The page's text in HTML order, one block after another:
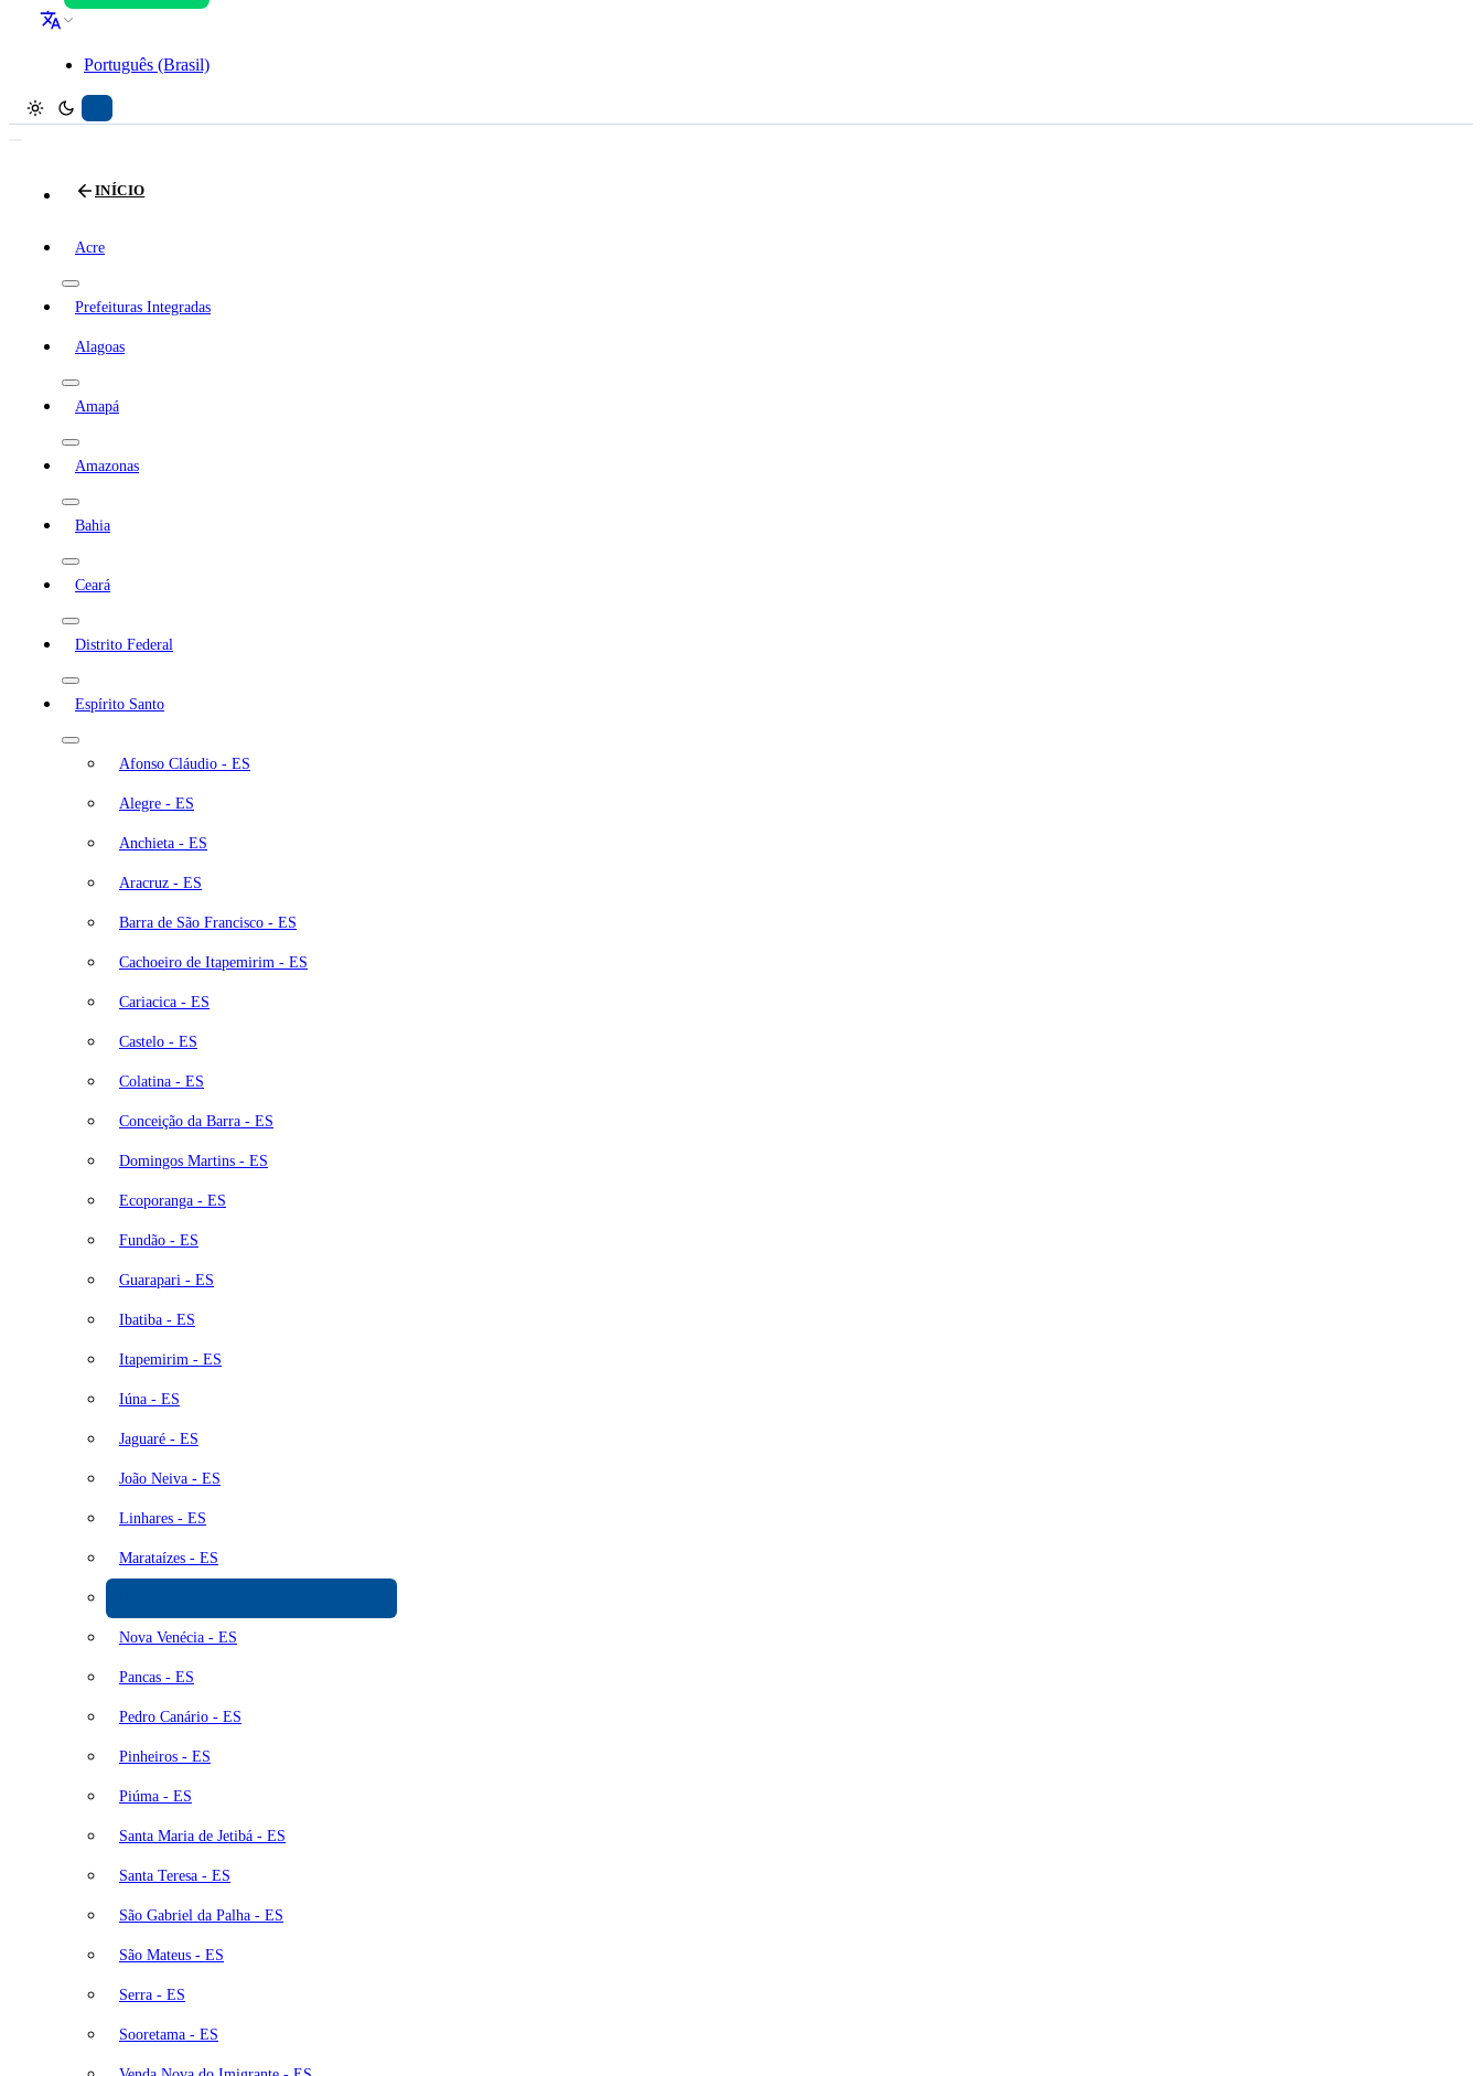
Português (Brasil)
INÍCIO
Acre
Prefeituras Integradas
Alagoas
Amapá
Amazonas
Bahia
Ceará
Distrito Federal
Espírito Santo
Afonso Cláudio - ES
Alegre - ES
Anchieta - ES
Aracruz - ES
Barra de São Francisco - ES
Cachoeiro de Itapemirim - ES
Cariacica - ES
Castelo - ES
Colatina - ES
Conceição da Barra - ES
Domingos Martins - ES
Ecoporanga - ES
Fundão - ES
Guarapari - ES
Ibatiba - ES
Itapemirim - ES
Iúna - ES
Jaguaré - ES
João Neiva - ES
Linhares - ES
Marataízes - ES
Nova Venécia - ES
Pancas - ES
Pedro Canário - ES
Pinheiros - ES
Piúma - ES
Santa Maria de Jetibá - ES
Santa Teresa - ES
São Gabriel da Palha - ES
São Mateus - ES
Serra - ES
Sooretama - ES